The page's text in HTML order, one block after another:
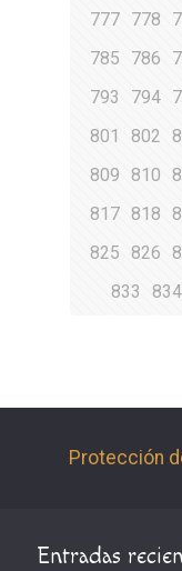
777 778
785
786
793
794
801
802
809
810
817 818
825
826
833
834
Protección
Entradas